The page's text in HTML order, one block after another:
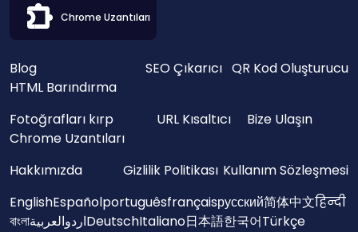
Chrome Uzantıları
Blog SEO Çıkarıcı QR Kod Oluşturucu
HTML Barındırma
Fotoğrafları kırp
URL Kısaltıcı
Bize Ulaşın
Chrome Uzantıları
Hakkımızda
Gizlilik Politikası Kullanım Sözleşmesi
EnglishEspañolportuguêsfrançaisрусский简体中文हिन्दी
বাংলাالعربيةاردوDeutschItaliano日本語한국어Türkçe